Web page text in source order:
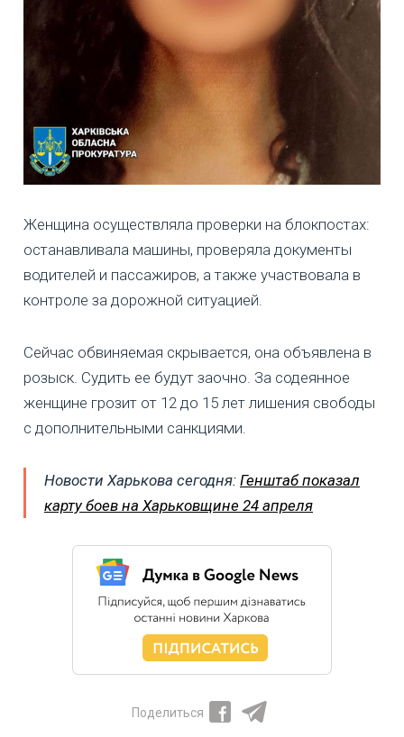
Женщина осуществляла проверки на блокпостах:
останавливала машины, проверяла документы
водителей и пассажиров, а также участвовала в
контроле за дорожной ситуацией.
Сейчас обвиняемая скрывается, она объявлена в
розыск. Судить ее будут заочно. За содеянное
женщине грозит от 12 до 15 лет лишения свободы
с дополнительными санкциями.
Новости Харькова сегодня: Генштаб показал
карту боев на Харьковщине 24 апреля
Поделиться